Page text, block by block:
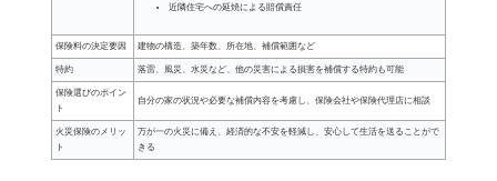
近隣住宅への延焼による賠償責任
保険料の決定要因 建物の構造、築年数、所在地、補償範囲など
特約 落雷、風災、水災など、他の災害による損害を補償する特約も可能
保険選びのポイン
ト
自分の家の状況や必要な補償内容を考慮し、保険会社や保険代理店に相談
火災保険のメリッ
ト
万が一の火災に備え、経済的な不安を軽減し、安心して生活を送ることがで
きる